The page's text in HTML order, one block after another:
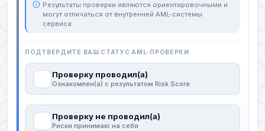
Результаты проверки являются ориентировочными и
могут отличаться от внутренней AML-системы
сервиса.
ПОДТВЕРДИТЕ ВАШ СТАТУС AML-ПРОВЕРКИ
Проверку проводил(а)
Ознакомлен(а) с результатом Risk Score
Проверку не проводил(а)
Риски принимаю на себя